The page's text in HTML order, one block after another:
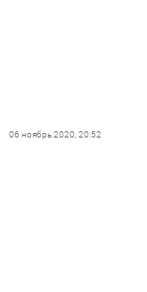
06 ноябрь 2020, 20:52